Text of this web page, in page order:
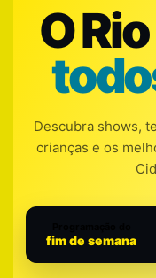
O
Descubra shows,
crianças e os
fim de semana